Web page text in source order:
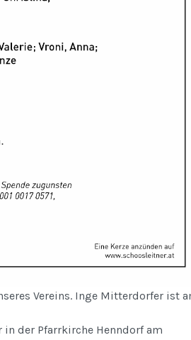
Vereins. Inge Mitterdorfer ist
in der Pfarrkirche Henndorf am